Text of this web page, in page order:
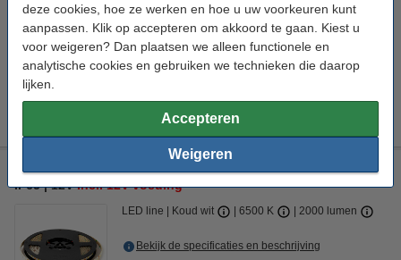
deze cookies, hoe ze werken en hoe u uw voorkeuren kunt
aanpassen. Klik op accepteren om akkoord te gaan. Kiest u
voor weigeren? Dan plaatsen we alleen functionele en
analytische cookies en gebruiken we technieken die daarop
lijken.
Accepteren
Weigeren
Bestel mee:
Enkelkleurige Led strip controller
€ 9,95
Led strip 5 meter set | Koud wit | SMD 3528 | 60 leds p/m |
IP65 | 12VIncl. 12V voeding
LED line Koud wit 6500 K 2000 lumen
Bekijk de specificaties en beschrijving